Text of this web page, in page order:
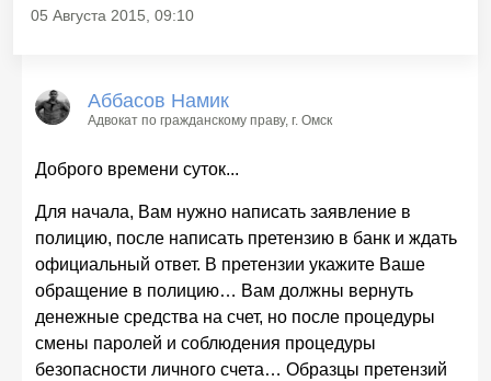
05 Августа 2015, 09:10
Аббасов Намик
Адвокат по гражданскому праву, г. Омск
Доброго времени суток...
Для начала, Вам нужно написать заявление в
полицию, после написать претензию в банк и ждать
официальный ответ. В претензии укажите Ваше
обращение в полицию… Вам должны вернуть
денежные средства на счет, но после процедуры
смены паролей и соблюдения процедуры
безопасности личного счета… Образцы претензий